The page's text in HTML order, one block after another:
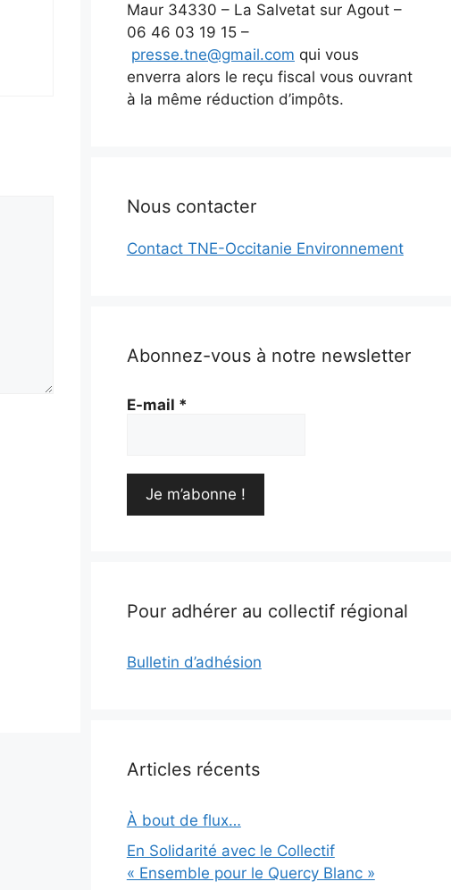
Maur 34330 – La Salvetat sur Agout –
06 46 03 19 15 –
presse.tne@gmail.com qui vous
enverra alors le reçu fiscal vous ouvrant
à la même réduction d’impôts.
Nous contacter
Contact TNE-Occitanie Environnement
Abonnez-vous à notre newsletter
E-mail *
Pour adhérer au collectif régional
Bulletin d’adhésion
Articles récents
À bout de flux…
En Solidarité avec le Collectif
« Ensemble pour le Quercy Blanc »